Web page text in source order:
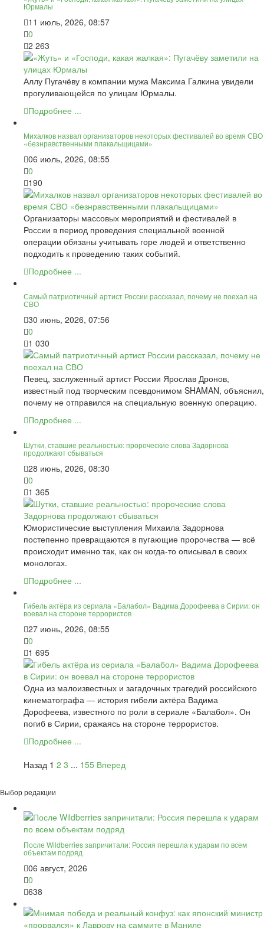
Юрмалы
11 июль, 2026, 08:57
0
2 263
Аллу Пугачёву в компании мужа Максима Галкина увидели
прогуливающейся по улицам Юрмалы.
Подробнее ...
Михалков назвал организаторов некоторых фестивалей во время СВО
«безнравственными плакальщицами»
06 июль, 2026, 08:55
0
190
Организаторы массовых мероприятий и фестивалей в
России в период проведения специальной военной
операции обязаны учитывать горе людей и ответственно
подходить к проведению таких событий.
Подробнее ...
Самый патриотичный артист России рассказал, почему не поехал на
СВО
30 июнь, 2026, 07:56
0
1 030
Певец, заслуженный артист России Ярослав Дронов,
известный под творческим псевдонимом SHAMAN, объяснил,
почему не отправился на специальную военную операцию.
Подробнее ...
Шутки, ставшие реальностью: пророческие слова Задорнова
продолжают сбываться
28 июнь, 2026, 08:30
0
1 365
Юмористические выступления Михаила Задорнова
постепенно превращаются в пугающие пророчества — всё
происходит именно так, как он когда-то описывал в своих
монологах.
Подробнее ...
Гибель актёра из сериала «Балабол» Вадима Дорофеева в Сирии: он
воевал на стороне террористов
27 июнь, 2026, 08:55
0
1 695
Одна из малоизвестных и загадочных трагедий российского
кинематографа — история гибели актёра Вадима
Дорофеева, известного по роли в сериале «Балабол». Он
погиб в Сирии, сражаясь на стороне террористов.
Подробнее ...
Назад 1 2 3 ... 155 Вперед
Выбор редакции
После Wildberries запричитали: Россия перешла к ударам по всем
объектам подряд
06 август, 2026
0
638